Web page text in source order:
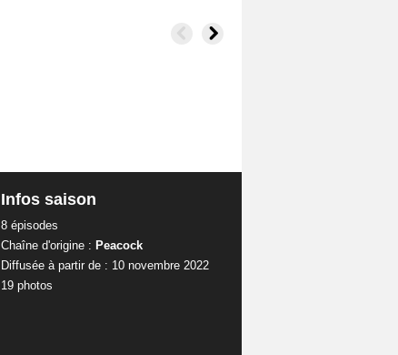
Infos saison
8 épisodes
Chaîne d'origine : Peacock
Diffusée à partir de : 10 novembre 2022
19 photos